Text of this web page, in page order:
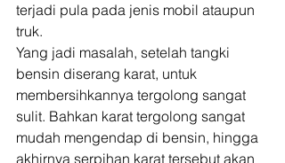
terjadi pula pada jenis mobil ataupun
truk.
Yang jadi masalah, setelah tangki
bensin diserang karat, untuk
membersihkannya tergolong sangat
sulit. Bahkan karat tergolong sangat
mudah mengendap di bensin, hingga
akhirnya serpihan karat tersebut akan